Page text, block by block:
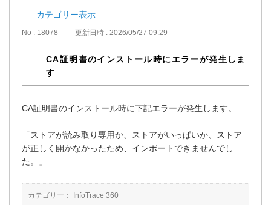
カテゴリー表示
No : 18078 更新日時 : 2026/05/27 09:29
CA証明書のインストール時にエラーが発生しま
す
CA証明書のインストール時に下記エラーが発生します。
「ストアが読み取り専用か、ストアがいっぱいか、ストア
が正しく開かなかったため、インポートできませんでし
た。」
カテゴリー： InfoTrace 360